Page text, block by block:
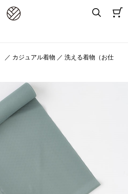
／ カジュアル着物 ／ 洗える着物（お仕